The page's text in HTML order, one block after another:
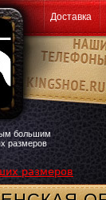
Доставка
большим
размеров
размеров